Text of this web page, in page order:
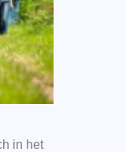
in het